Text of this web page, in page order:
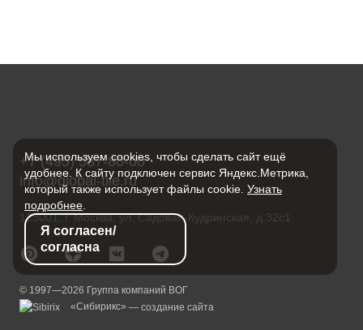
+7 (495) 587-80-00
info@global-tile.ru
123001, г. Москва, ул. Садовая-Кудринская, д.32с1
© 1997—2026 Группа компаний ВОГ
«Сибирикс» — создание сайта
Мы используем cookies, чтобы сделать сайт ещё
удобнее. К сайту подключен сервис Яндекс.Метрика,
который также использует файлы cookie. Узнать
подробнее
Я согласен/
согласна